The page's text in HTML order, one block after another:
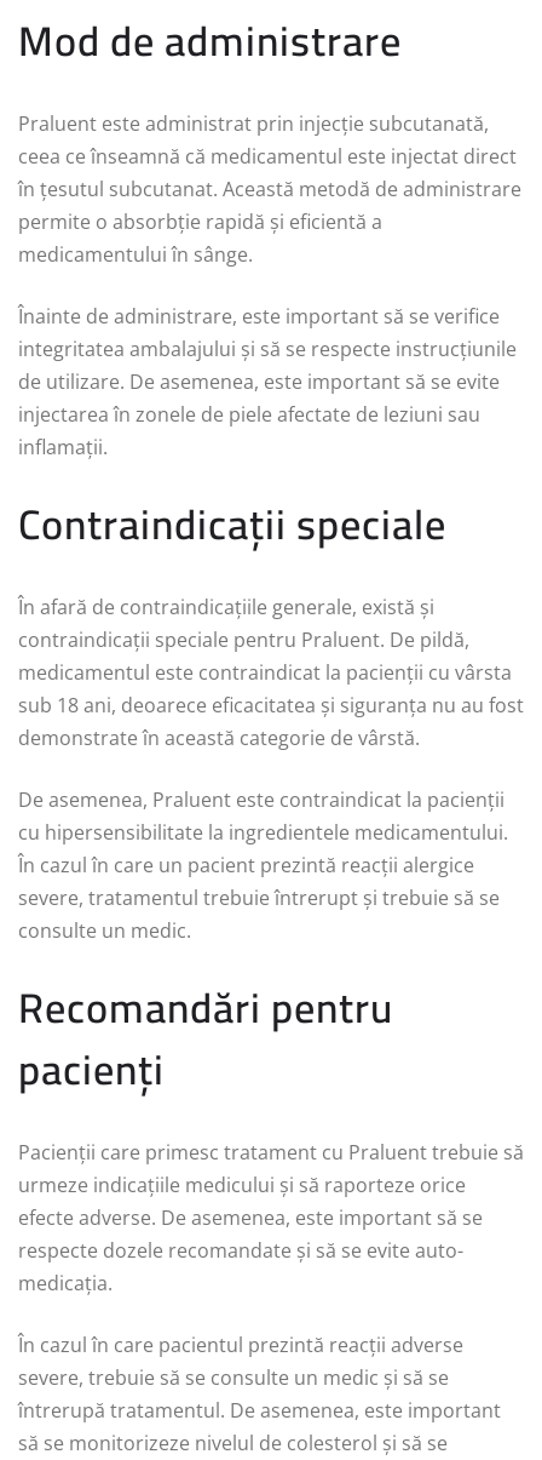
Mod de administrare
Praluent este administrat prin injecție subcutanată,
ceea ce înseamnă că medicamentul este injectat direct
în țesutul subcutanat. Această metodă de administrare
permite o absorbție rapidă și eficientă a
medicamentului în sânge.
Înainte de administrare, este important să se verifice
integritatea ambalajului și să se respecte instrucțiunile
de utilizare. De asemenea, este important să se evite
injectarea în zonele de piele afectate de leziuni sau
inflamații.
Contraindicații speciale
În afară de contraindicațiile generale, există și
contraindicații speciale pentru Praluent. De pildă,
medicamentul este contraindicat la pacienții cu vârsta
sub 18 ani, deoarece eficacitatea și siguranța nu au fost
demonstrate în această categorie de vârstă.
De asemenea, Praluent este contraindicat la pacienții
cu hipersensibilitate la ingredientele medicamentului.
În cazul în care un pacient prezintă reacții alergice
severe, tratamentul trebuie întrerupt și trebuie să se
consulte un medic.
Recomandări pentru
pacienți
Pacienții care primesc tratament cu Praluent trebuie să
urmeze indicațiile medicului și să raporteze orice
efecte adverse. De asemenea, este important să se
respecte dozele recomandate și să se evite auto-
medicația.
În cazul în care pacientul prezintă reacții adverse
severe, trebuie să se consulte un medic și să se
întrerupă tratamentul. De asemenea, este important
să se monitorizeze nivelul de colesterol și să se